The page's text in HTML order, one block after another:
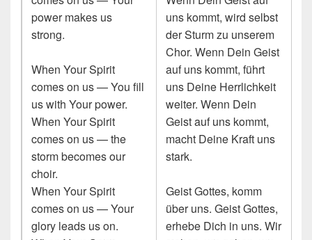
power makes us
strong.
When Your Spirit
comes on us — You fill
us with Your power.
When Your Spirit
comes on us — the
storm becomes our
choir.
When Your Spirit
comes on us — Your
glory leads us on.
uns kommt, wird selbst
der Sturm zu unserem
Chor. Wenn Dein Geist
auf uns kommt, führt
uns Deine Herrlichkeit
weiter. Wenn Dein
Geist auf uns kommt,
macht Deine Kraft uns
stark.
Geist Gottes, komm
über uns. Geist Gottes,
erhebe Dich in uns. Wir